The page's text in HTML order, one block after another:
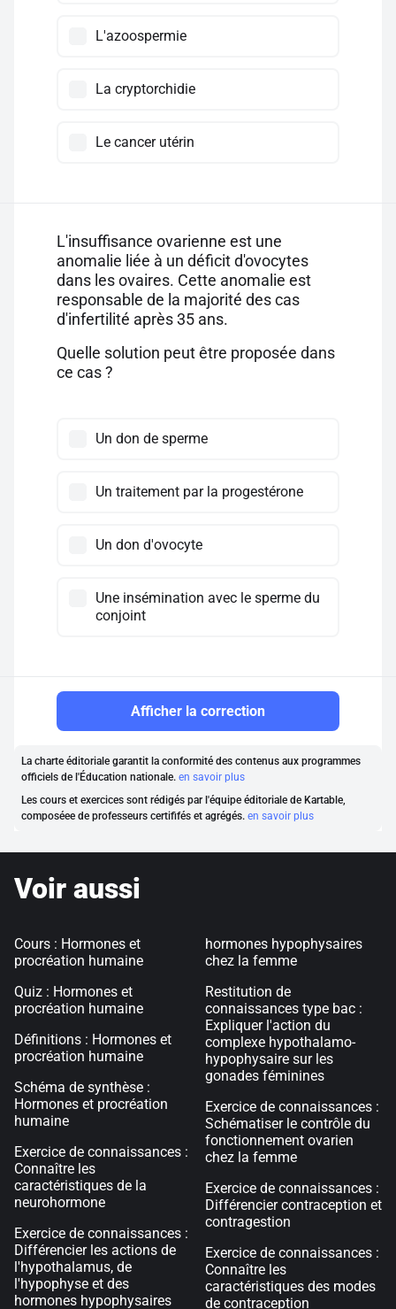
L'azoospermie
La cryptorchidie
Le cancer utérin
L'insuffisance ovarienne est une
anomalie liée à un déficit d'ovocytes
dans les ovaires. Cette anomalie est
responsable de la majorité des cas
d'infertilité après 35 ans.
Quelle solution peut être proposée dans
ce cas ?
Un don de sperme
Un traitement par la progestérone
Un don d'ovocyte
Une insémination avec le sperme du
conjoint
Afficher la correction
La charte éditoriale garantit la conformité des contenus aux programmes
officiels de l'Éducation nationale. en savoir plus
Les cours et exercices sont rédigés par l'équipe éditoriale de Kartable,
composéee de professeurs certififés et agrégés. en savoir plus
Voir aussi
Cours : Hormones et
procréation humaine
Quiz : Hormones et
procréation humaine
Définitions : Hormones et
procréation humaine
Schéma de synthèse :
Hormones et procréation
humaine
Exercice de connaissances :
Connaître les
caractéristiques de la
neurohormone
Exercice de connaissances :
Différencier les actions de
l'hypothalamus, de
l'hypophyse et des
hormones hypophysaires
hormones hypophysaires
chez la femme
Restitution de
connaissances type bac :
Expliquer l'action du
complexe hypothalamo-
hypophysaire sur les
gonades féminines
Exercice de connaissances :
Schématiser le contrôle du
fonctionnement ovarien
chez la femme
Exercice de connaissances :
Différencier contraception et
contragestion
Exercice de connaissances :
Connaître les
caractéristiques des modes
de contraception